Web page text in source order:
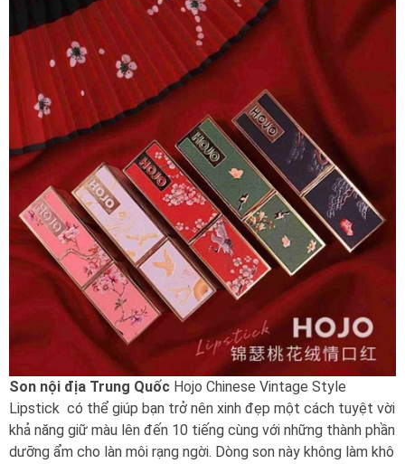
Son nội địa Trung Quốc Hojo Chinese Vintage Style
Lipstick có thể giúp bạn trở nên xinh đẹp một cách tuyệt vời
khả năng giữ màu lên đến 10 tiếng cùng với những thành phần
dưỡng ẩm cho làn môi rạng ngời. Dòng son này không làm khô